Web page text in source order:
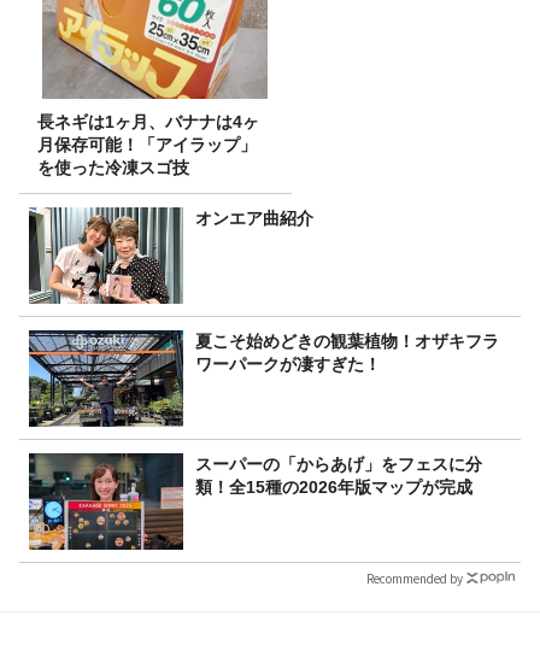
長ネギは1ヶ月、バナナは4ヶ
月保存可能！「アイラップ」
を使った冷凍スゴ技
オンエア曲紹介
夏こそ始めどきの観葉植物！オザキフラ
ワーパークが凄すぎた！
スーパーの「からあげ」をフェスに分
類！全15種の2026年版マップが完成
Recommended by